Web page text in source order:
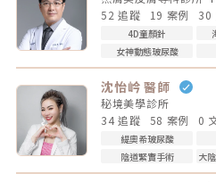
52 追蹤
19 案例 30
4D童顏針
女神動態玻尿酸
沈怡岒 醫師
秘境美學診所
34 追蹤
58 案例 0
緹奧希玻尿酸
陰道緊實手術